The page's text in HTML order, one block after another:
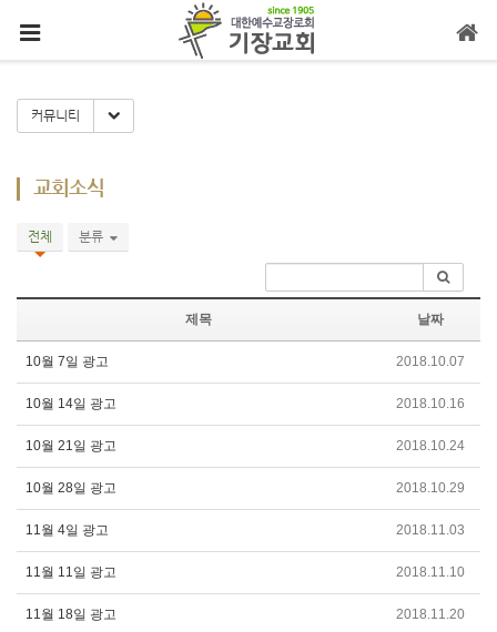
커뮤니티 Toggle Dropdown
교회소식
전체 분류
제목 날짜
10월 7일 광고 2018.10.07
10월 14일 광고 2018.10.16
10월 21일 광고 2018.10.24
10월 28일 광고 2018.10.29
11월 4일 광고 2018.11.03
11월 11일 광고 2018.11.10
11월 18일 광고 2018.11.20